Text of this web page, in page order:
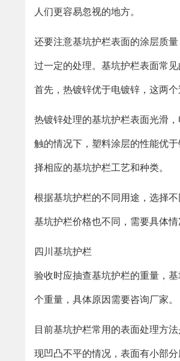
人们更容易忽视的地方。
还要注意基坑护栏表面的涂层质
过一定的处理。基坑护栏表面常
首先，热镀锌优于电镀锌，这两个
热镀锌处理的基坑护栏表面光滑
触的情况下，塑料涂层的性能优
择相应的基坑护栏工艺和种类。
根据基坑护栏的不同用途，选择
基坑护栏价格也不同，需要具体情
四川基坑护栏
验收时应抽查基坑护栏的重量，
个重量，具体原因需要咨询厂家。
目前基坑护栏常用的表面处理方
现凹凸不平的情况，表面有小部